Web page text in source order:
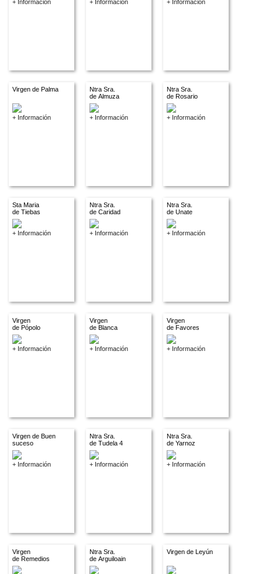
+ Información + Información + Información
Virgen de Palma
+ Información
Ntra Sra.
de Almuza
+ Información
Ntra Sra.
de Rosario
+ Información
Sta Maria
de Tiebas
+ Información
Ntra Sra.
de Caridad
+ Información
Ntra Sra.
de Unate
+ Información
Virgen
de Pópolo
+ Información
Virgen
de Blanca
+ Información
Virgen
de Favores
+ Información
Virgen de Buen
suceso
+ Información
Ntra Sra.
de Tudela 4
+ Información
Ntra Sra.
de Yarnoz
+ Información
Virgen
de Remedios
Ntra Sra.
de Arguiloain
Virgen de Leyún